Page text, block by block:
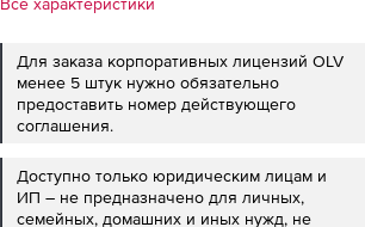
Для заказа корпоративных лицензий OLV
менее 5 штук нужно обязательно
предоставить номер действующего
соглашения.
Доступно только юридическим лицам и
ИП – не предназначено для личных,
семейных, домашних и иных нужд, не